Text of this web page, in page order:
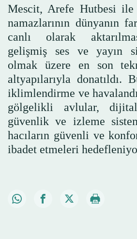
Mescit, Arefe Hutbesi
namazlarının dünyanın
canlı olarak
gelişmiş ses ve yayın
olmak üzere en son
altyapılarıyla donatıldı.
iklimlendirme ve
gölgelikli avlular,
güvenlik ve izleme
hacıların güvenli ve
ibadet etmeleri